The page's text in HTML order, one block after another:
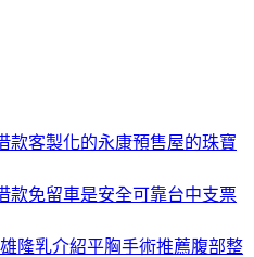
款客製化的永康預售屋的珠寶
款免留車是安全可靠台中支票
隆乳介紹平胸手術推薦腹部整